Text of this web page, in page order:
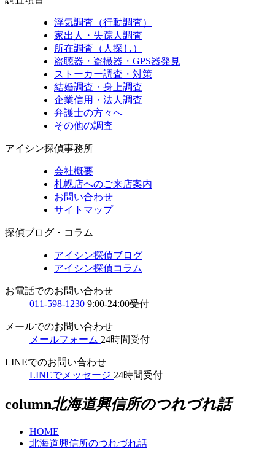
浮気調査（行動調査）
家出人・失踪人調査
所在調査（人探し）
盗聴器・盗撮器・GPS器発見
ストーカー調査・対策
結婚調査・身上調査
企業信用・法人調査
弁護士の方々へ
その他の調査
アイシン探偵事務所
会社概要
札幌店へのご来店案内
お問い合わせ
サイトマップ
探偵ブログ・コラム
アイシン探偵ブログ
アイシン探偵コラム
お電話でのお問い合わせ
011-598-1230 9:00-24:00受付
メールでのお問い合わせ
メールフォーム 24時間受付
LINEでのお問い合わせ
LINEでメッセージ 24時間受付
column北海道興信所のつれづれ話
HOME
北海道興信所のつれづれ話